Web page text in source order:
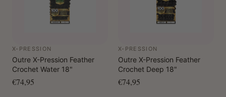
X-PRESSION
Outre X-Pression Feather
Crochet Water 18"
€74,95
X-PRESSION
Outre X-Pression Feather
Crochet Deep 18"
€74,95